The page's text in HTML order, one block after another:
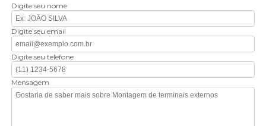
Digite seu nome
Digite seu email
Digite seu telefone
Mensagem